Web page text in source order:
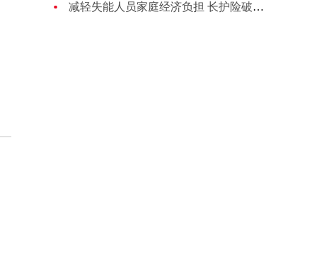
减轻失能人员家庭经济负担 长护险破局养老困境